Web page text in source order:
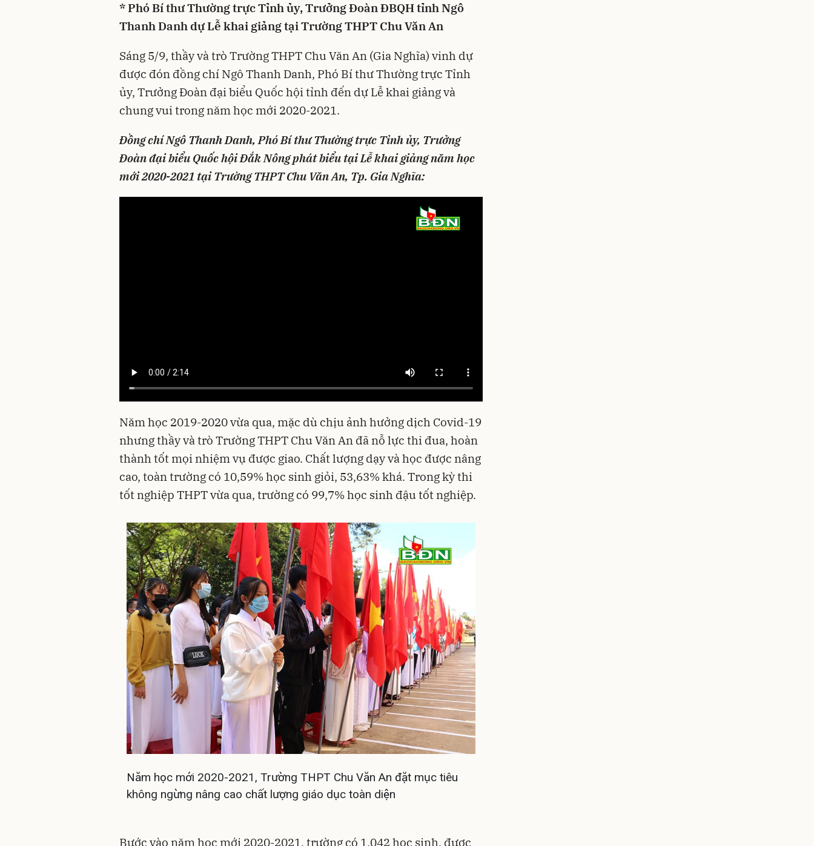
* Phó Bí thư Thường trực Tỉnh ủy, Trưởng Đoàn ĐBQH tỉnh Ngô
Thanh Danh dự Lễ khai giảng tại Trường THPT Chu Văn An
Sáng 5/9, thầy và trò Trường THPT Chu Văn An (Gia Nghĩa) vinh dự
được đón đồng chí Ngô Thanh Danh, Phó Bí thư Thường trực Tỉnh
ủy, Trưởng Đoàn đại biểu Quốc hội tỉnh đến dự Lễ khai giảng và
chung vui trong năm học mới 2020-2021.
Đồng chí Ngô Thanh Danh, Phó Bí thư Thường trực Tỉnh ủy, Trưởng
Đoàn đại biểu Quốc hội Đắk Nông phát biểu tại Lễ khai giảng năm học
mới 2020-2021 tại Trường THPT Chu Văn An, Tp. Gia Nghĩa:
Năm học 2019-2020 vừa qua, mặc dù chịu ảnh hưởng dịch Covid-19
nhưng thầy và trò Tr­ường THPT Chu Văn An đã nỗ lực thi đua, hoàn
thành tốt mọi nhiệm vụ đ­ược giao. Chất lượng dạy và học được nâng
cao, toàn trường có 10,59% học sinh giỏi, 53,63% khá. Trong kỳ thi
tốt nghiệp THPT vừa qua, trường có 99,7% học sinh đậu tốt nghiệp.
Năm học mới 2020-2021, Trường THPT Chu Văn An đặt mục tiêu
không ngừng nâng cao chất lượng giáo dục toàn diện
Bước vào năm học mới 2020-2021, tr­ường có 1.042 học sinh, được